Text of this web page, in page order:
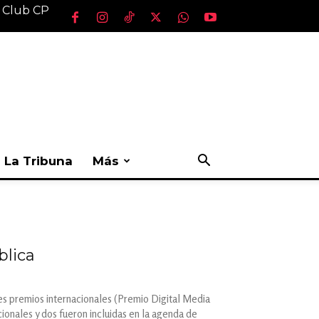
CP
La Tribuna Más
premios internacionales (Premio Digital Media
y dos fueron incluidas en la agenda de